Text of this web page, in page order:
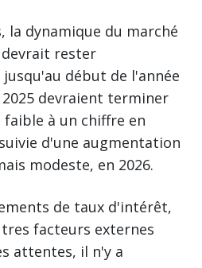
la dynamique du marché
rester
début de l'année
devraient terminer
faible à un chiffre en
d'une augmentation
modeste, en 2026.
de taux d'intérêt,
facteurs externes
attentes, il n'y a